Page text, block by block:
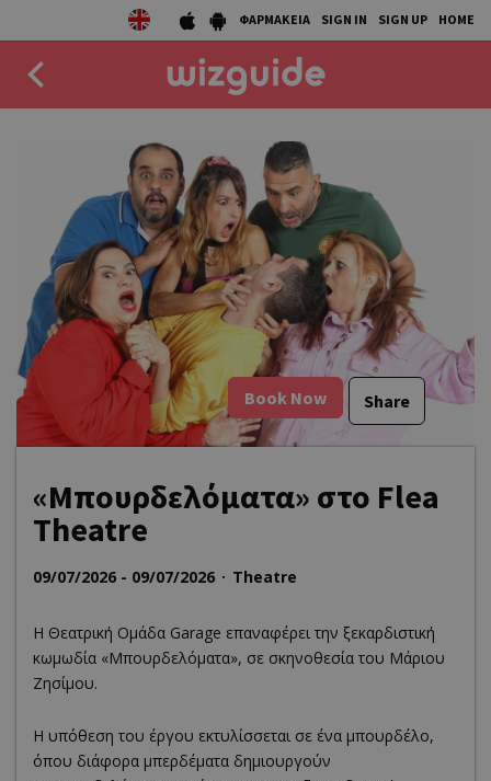
ΦΑΡΜΑΚΕΙΑ SIGN IN SIGN UP HOME
50 BEST
AGENDA
COLLECTIONS
STORIES
NEWS
Book Now Share
«Μπουρδελόματα» στο Flea
Theatre
09/07/2026 - 09/07/2026 Theatre
H Θεατρική Ομάδα Garage επαναφέρει την ξεκαρδιστική
κωμωδία «Μπουρδελόματα», σε σκηνοθεσία του Μάριου
Ζησίμου.
Η υπόθεση του έργου εκτυλίσσεται σε ένα μπουρδέλο,
όπου διάφορα μπερδέματα δημιουργούν